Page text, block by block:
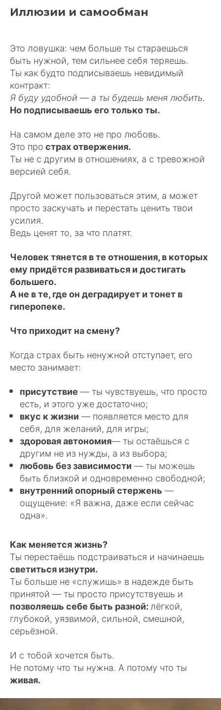
Иллюзии и самообман
Это ловушка: чем больше ты стараешься
быть нужной, тем сильнее себя теряешь.
Ты как будто подписываешь невидимый
контракт:
Я буду удобной — а ты будешь меня любить.
Но подписываешь его только ты.
На самом деле это не про любовь.
Это про страх отвержения.
Ты не с другим в отношениях, а с тревожной
версией себя.
Другой может пользоваться этим, а может
просто заскучать и перестать ценить твои
усилия.
Ведь ценят то, за что платят.
Человек тянется в те отношения, в которых
ему придётся развиваться и достигать
большего.
А не в те, где он деградирует и тонет в
гиперопеке.
Что приходит на смену?
Когда страх быть ненужной отступает, его
место занимает:
присутствие — ты чувствуешь, что просто
есть, и этого уже достаточно;
вкус к жизни — появляется место для
себя, для желаний, для игры;
здоровая автономия— ты остаёшься с
другим не из нужды, а из выбора;
любовь без зависимости — ты можешь
быть близкой и одновременно свободной;
внутренний опорный стержень —
ощущение: «Я важна, даже если сейчас
одна».
Как меняется жизнь?
Ты перестаёшь подстраиваться и начинаешь
светиться изнутри.
Ты больше не «служишь» в надежде быть
принятой — ты просто присутствуешь и
позволяешь себе быть разной: лёгкой,
глубокой, уязвимой, сильной, смешной,
серьёзной.
И с тобой хочется быть.
Не потому что ты нужна. А потому что ты
живая.